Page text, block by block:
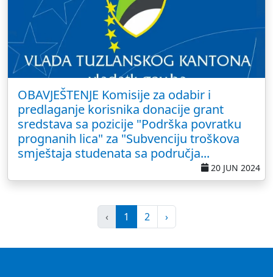
OBAVJEŠTENJE Komisije za odabir i
predlaganje korisnika donacije grant
sredstava sa pozicije "Podrška povratku
prognanih lica" za "Subvenciju troškova
smještaja studenata sa područja...
20 JUN 2024
‹ 1 2 ›